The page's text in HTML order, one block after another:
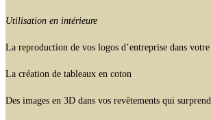
Utilisation en intérieure
La reproduction de vos logos d’entreprise dans
La création de tableaux en coton
Des images en 3D dans vos revêtements qui